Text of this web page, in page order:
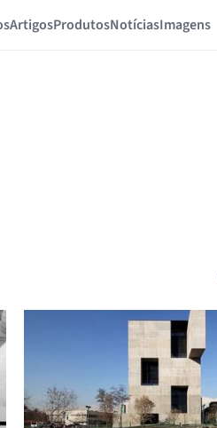
ArtigosProdutosNotíciasImagens